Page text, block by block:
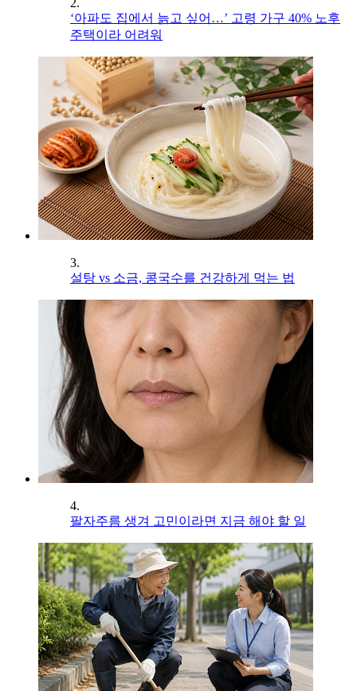
‘아파도 집에서 늙고 싶어…’ 고령 가구 40% 노후
주택이라 어려워
3.
설탕 vs 소금, 콩국수를 건강하게 먹는 법
4.
팔자주름 생겨 고민이라면 지금 해야 할 일